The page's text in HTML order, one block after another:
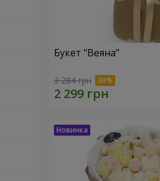
Букет "Веяна"
3 284 грн